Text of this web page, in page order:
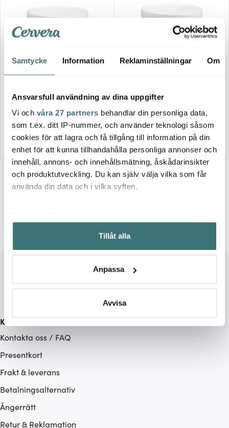
Samtycke Information Reklaminställningar Om
Ansvarsfull användning av dina uppgifter
Vi och våra 27 partners behandlar din personliga data,
som t.ex. ditt IP-nummer, och använder teknologi såsom
cookies för att lagra och få tillgång till information på din
enhet för att kunna tillhandahålla personliga annonser och
innehåll, annons- och innehållsmätning, åskådarinsikter
och produktutveckling. Du kan själv välja vilka som får
använda din data och i vilka syften.
Samla in information om din geografiska plats som
kan ha en noggrannhet på upp till flera meter
Identifiera din enhet genom att aktivt skanna den för
Ta reda på mer om hur dina personliga uppgifter
Du kan ändra eller dra tillbaka ditt samtycke när som
Vi använder cookies för att innehållet och annonserna
hemsidan ännu bättre. Du bestämmer själv vilka cookies
som du vill dela med dig av.
Tillåt alla
Anpassa
Avvisa
Design House Stockholm
229 kr
I lager
179 kr
Slut online
Kundservice
Kontakta oss / FAQ
Presentkort
Frakt & leverans
Betalningsalternativ
Ångerrätt
Retur & Reklamation